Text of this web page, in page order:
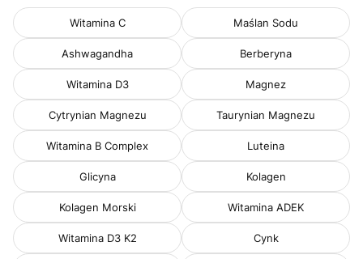
Witamina C Maślan Sodu
Ashwagandha Berberyna
Witamina D3 Magnez
Cytrynian Magnezu Taurynian Magnezu
Witamina B Complex Luteina
Glicyna Kolagen
Kolagen Morski Witamina ADEK
Witamina D3 K2 Cynk